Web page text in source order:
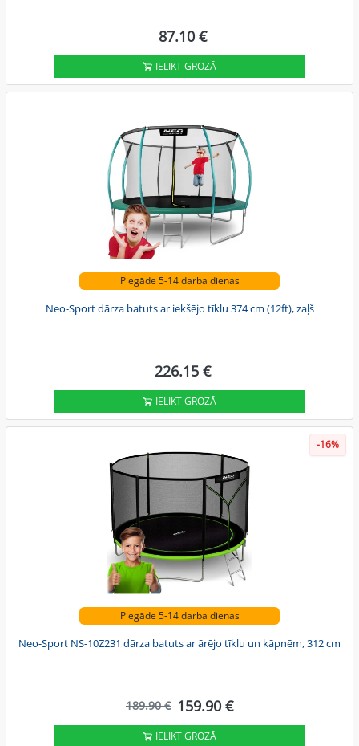
87.10 €
IELIKT GROZĀ
Piegāde 5-14 darba dienas
Neo-Sport dārza batuts ar iekšējo tīklu 374 cm (12ft), zaļš
226.15 €
IELIKT GROZĀ
-16%
Piegāde 5-14 darba dienas
Neo-Sport NS-10Z231 dārza batuts ar ārējo tīklu un kāpnēm, 312 cm
189.90 € 159.90 €
IELIKT GROZĀ